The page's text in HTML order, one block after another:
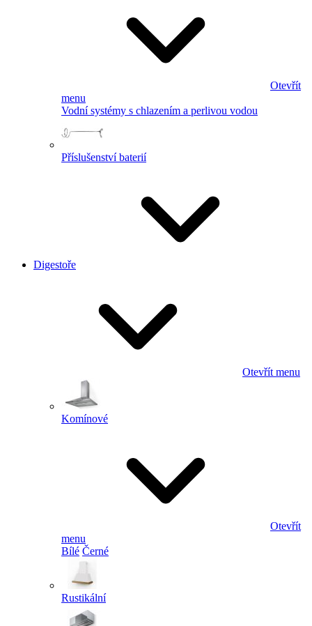
Otevřít
menu
Vodní systémy s chlazením a perlivou vodou
Příslušenství baterií
Digestoře
Otevřít menu
Komínové
Otevřít
menu
Bílé Černé
Rustikální